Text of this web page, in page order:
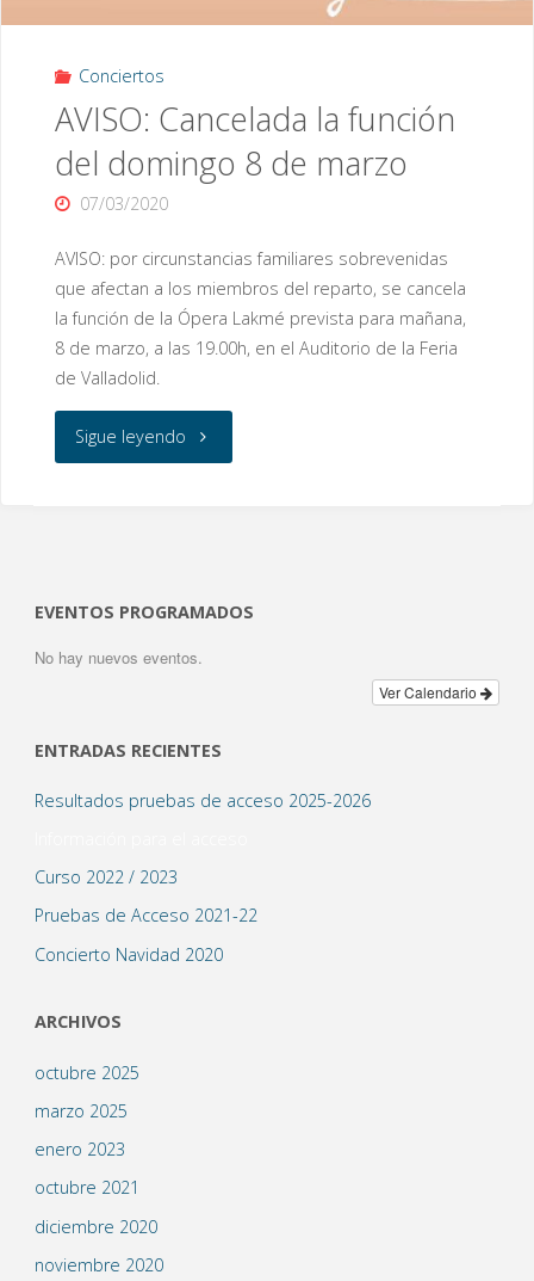
Conciertos
AVISO: Cancelada la función
del domingo 8 de marzo
07/03/2020
AVISO: por circunstancias familiares sobrevenidas
que afectan a los miembros del reparto, se cancela
la función de la Ópera Lakmé prevista para mañana,
8 de marzo, a las 19.00h, en el Auditorio de la Feria
de Valladolid.
Sigue leyendo«AVISO:
8
de
EVENTOS PROGRAMADOS
No hay nuevos eventos.
Ver Calendario
ENTRADAS RECIENTES
Resultados pruebas de acceso 2025-2026
Curso 2022 / 2023
Pruebas de Acceso 2021-22
Concierto Navidad 2020
ARCHIVOS
octubre 2025
marzo 2025
enero 2023
octubre 2021
diciembre 2020
noviembre 2020